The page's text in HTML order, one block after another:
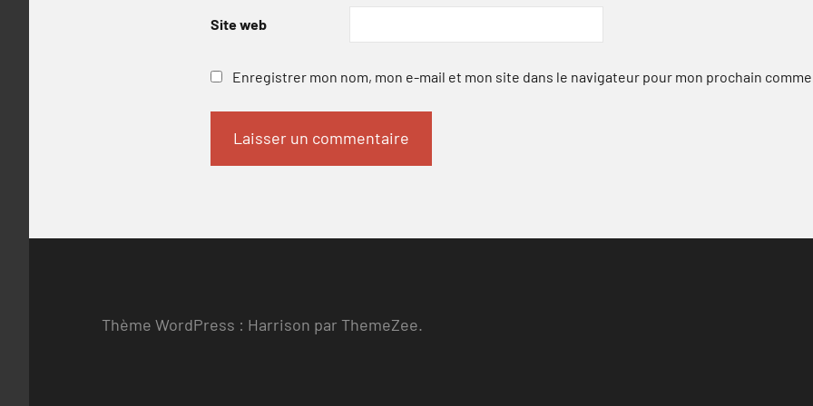
Site web
Enregistrer mon nom, mon e-mail et mon site dans le navigateur pour mon prochain
Thème WordPress : Harrison par ThemeZee.